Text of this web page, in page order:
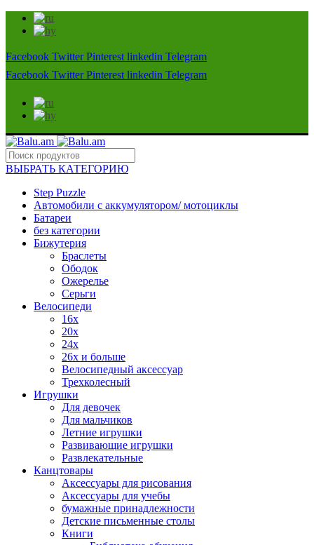
Facebook Twitter Pinterest linkedin Telegram
Facebook Twitter Pinterest linkedin Telegram
ВЫБРАТЬ КАТЕГОРИЮ
Step Puzzle
Автомобили с аккумулятором/ мотоциклы
Батареи
без категории
Бижутерия
Браслеты
Ободок
Ожерелье
Серьги
Велосипеди
16x
20x
24x
26x и больше
Велосипедный аксессуар
Трехколесный
Игрушки
Для девочек
Для мальчиков
Летние игрушки
Развивающие игрушки
Развлекательные
Канцтовары
Аксессуары для рисования
Аксессуары для учебы
бумажные принадлежности
Детские письменные столы
Книги